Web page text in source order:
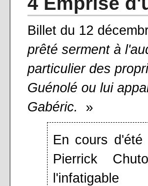
Billet du 12
prêté serment à
particulier des
Guénolé ou lui
Gabéric.
»
En cours d'été
Pierrick
l'infatigable